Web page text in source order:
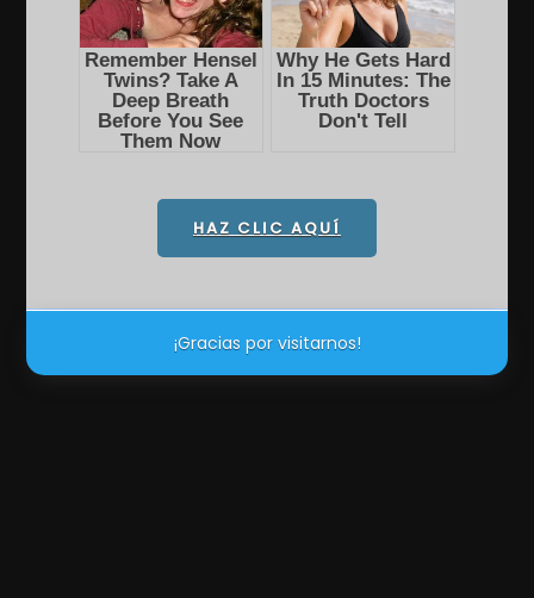
HAZ CLIC AQUÍ
¡Gracias por visitarnos!